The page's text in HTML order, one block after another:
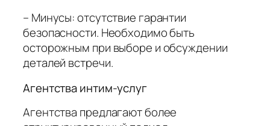
– Минусы: отсутствие гарантии
безопасности. Необходимо быть
осторожным при выборе и обсуждении
деталей встречи.
Агентства интим-услуг
Агентства предлагают более